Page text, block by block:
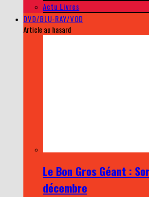
Actu Livres
DVD/BLU-RAY/VOD
Article au hasard
Le Bon Gros Géant :
décembre